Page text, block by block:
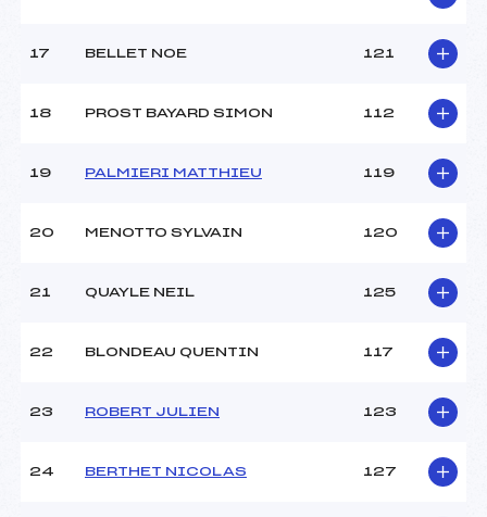
17 BELLET NOE 121
18 PROST BAYARD SIMON 112
19 PALMIERI MATTHIEU 119
20 MENOTTO SYLVAIN 120
21 QUAYLE NEIL 125
22 BLONDEAU QUENTIN 117
23 ROBERT JULIEN 123
24 BERTHET NICOLAS 127